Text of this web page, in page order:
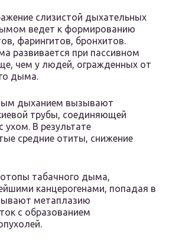
слизистой дыхательных
ведет к формированию
фарингитов, бронхитов.
развивается при пассивном
чем у людей, огражденных от
дыма.
дыханием вызывают
трубы, соединяющей
ухом. В результате
средние отиты, снижение
табачного дыма,
канцерогенами, попадая в
метаплазию
с образованием